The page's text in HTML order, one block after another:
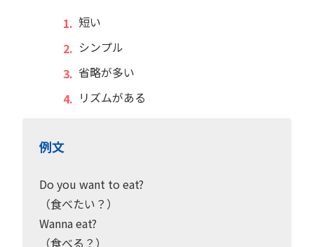
短い
シンプル
省略が多い
リズムがある
例文
Do you want to eat?
（食べたい？）
Wanna eat?
（食べる？）